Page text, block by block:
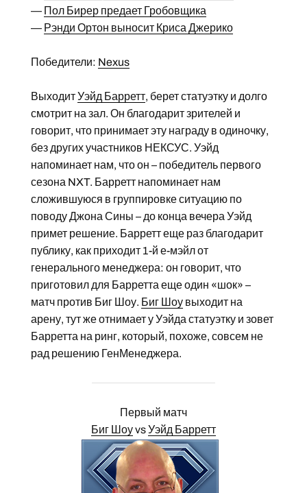
— Пол Бирер предает Гробовщика
— Рэнди Ортон выносит Криса Джерико
Победители: Nexus
ВыходитУэйд Барретт, берет статуэтку и долго
смотрит на зал. Он благодарит зрителей и
говорит, что принимает эту награду в одиночку,
без других участников НЕКСУС. Уэйд
напоминает нам, что он – победитель первого
сезона NXT. Барретт напоминает нам
сложившуюся в группировке ситуацию по
поводу Джона Сины – до конца вечера Уэйд
примет решение. Барретт еще раз благодарит
публику, как приходит 1-й е-мэйл от
генерального менеджера: он говорит, что
приготовил для Барретта еще один «шок» –
матч против Биг Шоу. Биг Шоувыходит на
арену, тут же отнимает у Уэйда статуэтку и зовет
Барретта на ринг, который, похоже, совсем не
рад решению ГенМенеджера.
Первый матч
Биг ШоуvsУэйд Барретт